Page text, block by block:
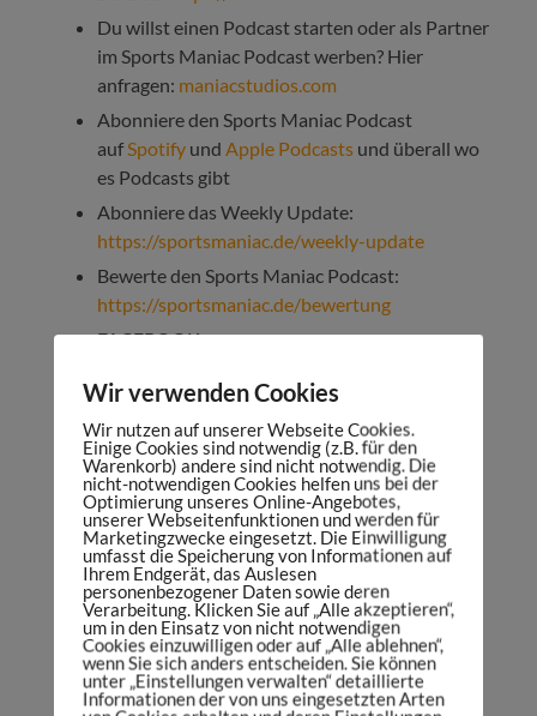
Du willst einen Podcast starten oder als Partner
im Sports Maniac Podcast werben? Hier
anfragen: maniacstudios.com
Abonniere den Sports Maniac Podcast
aufSpotify undApple Podcasts und überall wo
es Podcasts gibt
Abonniere das Weekly Update:
https://sportsmaniac.de/weekly-update
Bewerte den Sports Maniac Podcast:
https://sportsmaniac.de/bewertung
FACEBOOK:
INSTAGRAM:
http://instagram.com/danielspruegel
TWITTER:https://twitter.com/DanielSpruegel
LINKEDIN:
https://www.linkedin.com/company/sports-
maniac
Mein Podcast-Equipment:
https://sportsmaniac.de/meinsetup
Wir verwenden Cookies
Wir nutzen auf unserer Webseite Cookies.
Einige Cookies sind notwendig (z.B. für den
Warenkorb) andere sind nicht notwendig. Die
nicht-notwendigen Cookies helfen uns bei der
Optimierung unseres Online-Angebotes,
unserer Webseitenfunktionen und werden für
Marketingzwecke eingesetzt. Die Einwilligung
umfasst die Speicherung von Informationen auf
Ihrem Endgerät, das Auslesen
personenbezogener Daten sowie deren
Verarbeitung. Klicken Sie auf „Alle akzeptieren“,
um in den Einsatz von nicht notwendigen
Cookies einzuwilligen oder auf „Alle ablehnen“,
wenn Sie sich anders entscheiden. Sie können
unter „Einstellungen verwalten“ detaillierte
Informationen der von uns eingesetzten Arten